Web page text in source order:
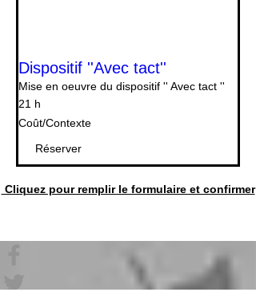
Dispositif ''Avec tact''
Mise en oeuvre du dispositif '' Avec tact ''
21 h
Coût/Contexte
Coût/Contexte
Réserver
Cliquez pour remplir le formulaire et confirmer